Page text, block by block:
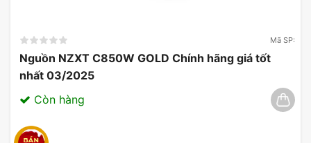
Mã SP:
Nguồn NZXT C850W GOLD Chính hãng giá tốt
nhất 03/2025
Còn hàng